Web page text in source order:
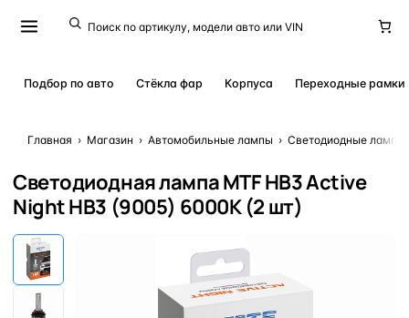
Подбор по авто Стёкла фар Корпуса Переходные рамки
Главная › Магазин › Автомобильные лампы › Светодиодные лампы
Светодиодная лампа MTF HB3 Active
Night HB3 (9005) 6000K (2 шт)